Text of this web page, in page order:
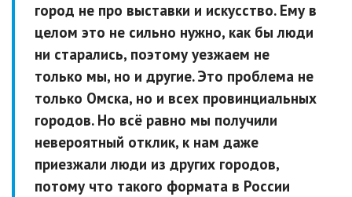
город не про выставки и искусство. Ему в
целом это не сильно нужно, как бы люди
ни старались, поэтому уезжаем не
только мы, но и другие. Это проблема не
только Омска, но и всех провинциальных
городов. Но всё равно мы получили
невероятный отклик, к нам даже
приезжали люди из других городов,
потому что такого формата в России